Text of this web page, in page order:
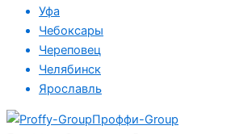
Уфа
Чебоксары
Череповец
Челябинск
Ярославль
Проффи-Group